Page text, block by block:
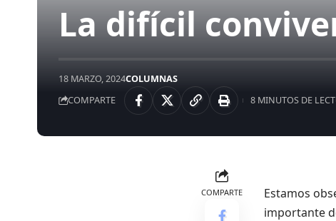
La difícil
18 MARZO, 2024COLUMNAS
COMPARTE
8 MINUTOS DE
COMPARTE
Estamos
importante